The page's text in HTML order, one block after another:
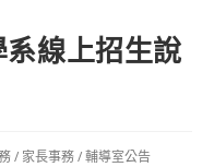
線上招生說
/ 家長事務/輔導室公告